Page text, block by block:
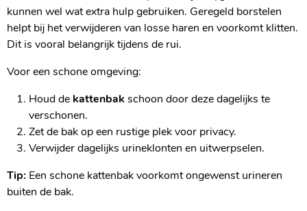
kunnen wel wat extra hulp gebruiken. Geregeld borstelen
helpt bij het verwijderen van losse haren en voorkomt klitten.
Dit is vooral belangrijk tijdens de rui.
Voor een schone omgeving:
Houd de kattenbakschoon door deze dagelijks te
verschonen.
Zet de bak op een rustige plek voor privacy.
Verwijder dagelijks urineklonten en uitwerpselen.
Tip: Een schone kattenbak voorkomt ongewenst urineren
buiten de bak.